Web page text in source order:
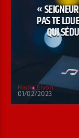
«
PAS TE
QUI
Radio Elyon
01/02/2023